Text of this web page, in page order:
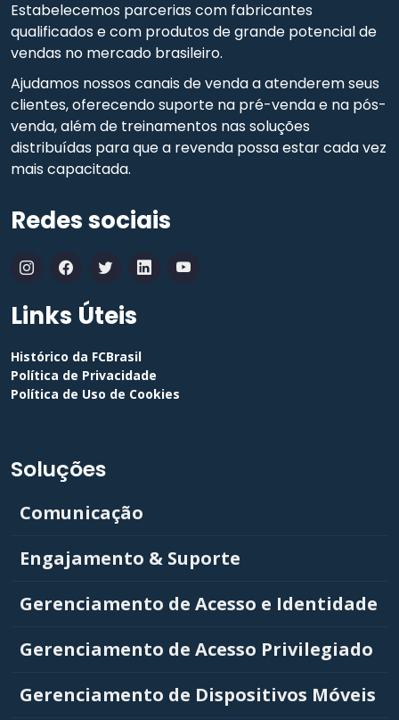
Estabelecemos parcerias com fabricantes
qualificados e com produtos de grande potencial de
vendas no mercado brasileiro.
Ajudamos nossos canais de venda a atenderem seus
clientes, oferecendo suporte na pré-venda e na pós-
venda, além de treinamentos nas soluções
distribuídas para que a revenda possa estar cada vez
mais capacitada.
Redes sociais
Links Úteis
Histórico da FCBrasil
Política de Privacidade
Política de Uso de Cookies
Soluções
Comunicação
Engajamento & Suporte
Gerenciamento de Acesso e Identidade
Gerenciamento de Acesso Privilegiado
Gerenciamento de Dispositivos Móveis